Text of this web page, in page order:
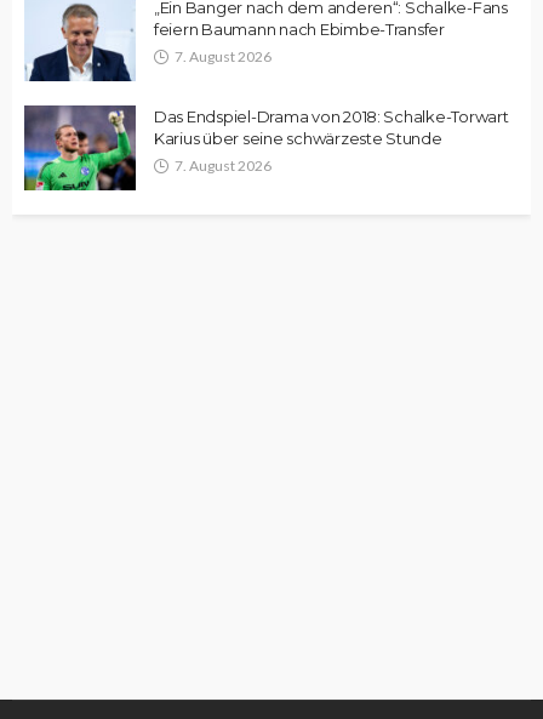
„Ein Banger nach dem anderen“: Schalke-Fans
feiern Baumann nach Ebimbe-Transfer
7. August 2026
Das Endspiel-Drama von 2018: Schalke-Torwart
Karius über seine schwärzeste Stunde
7. August 2026